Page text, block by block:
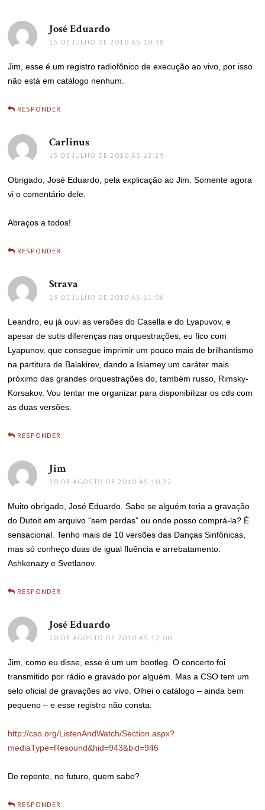
José Eduardo
15 DE JULHO DE 2010 ÀS 10:38
Jim, esse é um registro radiofônico de execução ao vivo, por isso
não está em catálogo nenhum.
RESPONDER
Carlinus
15 DE JULHO DE 2010 ÀS 12:29
Obrigado, José Eduardo, pela explicação ao Jim. Somente agora
vi o comentário dele.
Abraços a todos!
RESPONDER
Strava
19 DE JULHO DE 2010 ÀS 11:06
Leandro, eu já ouvi as versões do Casella e do Lyapuvov, e
apesar de sutis diferenças nas orquestrações, eu fico com
Lyapunov, que consegue imprimir um pouco mais de brilhantismo
na partitura de Balakirev, dando a Islamey um caráter mais
próximo das grandes orquestrações do, também russo, Rimsky-
Korsakov. Vou tentar me organizar para disponibilizar os cds com
as duas versões.
RESPONDER
Jim
20 DE AGOSTO DE 2010 ÀS 10:22
Muito obrigado, José Eduardo. Sabe se alguém teria a gravação
do Dutoit em arquivo “sem perdas” ou onde posso comprá-la? É
sensacional. Tenho mais de 10 versões das Danças Sinfônicas,
mas só conheço duas de igual fluência e arrebatamento:
Ashkenazy e Svetlanov.
RESPONDER
José Eduardo
20 DE AGOSTO DE 2010 ÀS 12:00
Jim, como eu disse, esse é um um bootleg. O concerto foi
transmitido por rádio e gravado por alguém. Mas a CSO tem um
selo oficial de gravações ao vivo. Olhei o catálogo – ainda bem
pequeno – e esse registro não consta:
http://cso.org/ListenAndWatch/Section.aspx?
mediaType=Resound&hid=943&bid=946
De repente, no futuro, quem sabe?
RESPONDER